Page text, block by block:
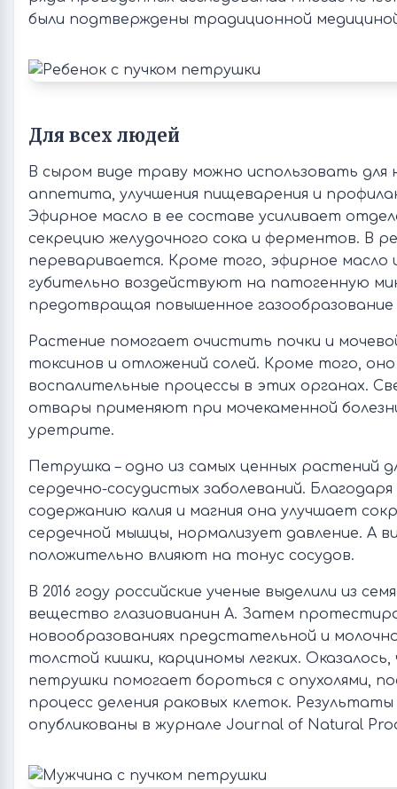
были подтверждены традиционной
Для всех людей
В сыром виде траву можно использовать для
аппетита, улучшения пищеварения и
Эфирное масло в ее составе усиливает
секрецию желудочного сока и ферментов. В
переваривается. Кроме того, эфирное
губительно воздействуют на патогенную
предотвращая повышенное газообразование
Растение помогает очистить почки и
токсинов и отложений солей. Кроме того,
воспалительные процессы в этих органах.
отвары применяют при мочекаменной
уретрите.
Петрушка – одно из самых ценных растений
сердечно-сосудистых заболеваний. Благодаря
содержанию калия и магния она улучшает
сердечной мышцы, нормализует давление. А
положительно влияют на тонус сосудов.
В 2016 году российские ученые выделили из
вещество глазиовианин А. Затем
новообразованиях предстательной и
толстой кишки, карциномы легких.
петрушки помогает бороться с опухолями,
процесс деления раковых клеток. Результаты
опубликованы в журнале Journal of Natural